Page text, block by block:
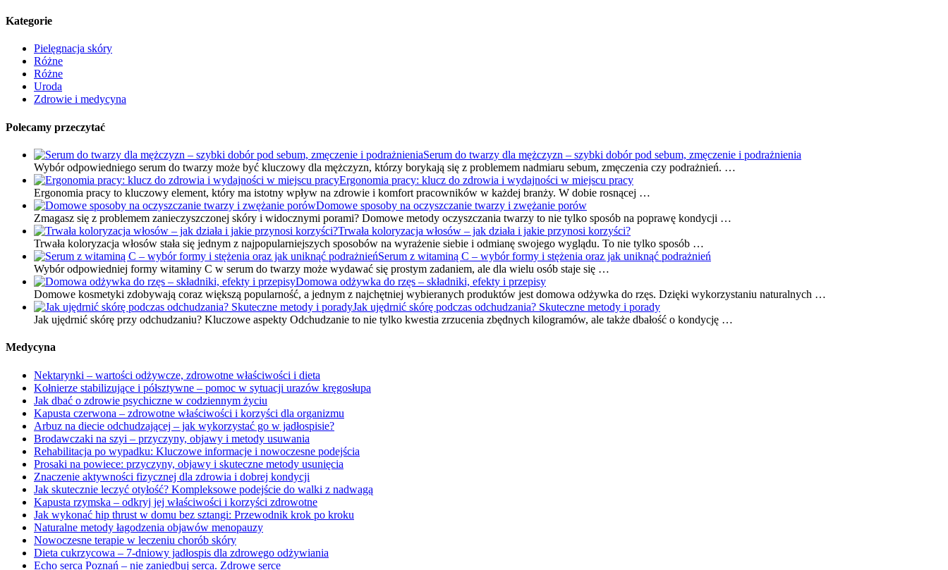
Kategorie
Pielęgnacja skóry
Różne
Różne
Uroda
Zdrowie i medycyna
Polecamy przeczytać
Serum do twarzy dla mężczyzn – szybki dobór pod sebum, zmęczenie i podrażnienia
Wybór odpowiedniego serum do twarzy może być kluczowy dla mężczyzn, którzy borykają się z problemem nadmiaru sebum, zmęczenia czy podrażnień. …
Ergonomia pracy: klucz do zdrowia i wydajności w miejscu pracy
Ergonomia pracy to kluczowy element, który ma istotny wpływ na zdrowie i komfort pracowników w każdej branży. W dobie rosnącej …
Domowe sposoby na oczyszczanie twarzy i zwężanie porów
Zmagasz się z problemem zanieczyszczonej skóry i widocznymi porami? Domowe metody oczyszczania twarzy to nie tylko sposób na poprawę kondycji …
Trwała koloryzacja włosów – jak działa i jakie przynosi korzyści?
Trwała koloryzacja włosów stała się jednym z najpopularniejszych sposobów na wyrażenie siebie i odmianę swojego wyglądu. To nie tylko sposób …
Serum z witaminą C – wybór formy i stężenia oraz jak uniknąć podrażnień
Wybór odpowiedniej formy witaminy C w serum do twarzy może wydawać się prostym zadaniem, ale dla wielu osób staje się …
Domowa odżywka do rzęs – składniki, efekty i przepisy
Domowe kosmetyki zdobywają coraz większą popularność, a jednym z najchętniej wybieranych produktów jest domowa odżywka do rzęs. Dzięki wykorzystaniu naturalnych …
Jak ujędrnić skórę podczas odchudzania? Skuteczne metody i porady
Jak ujędrnić skórę przy odchudzaniu? Kluczowe aspekty Odchudzanie to nie tylko kwestia zrzucenia zbędnych kilogramów, ale także dbałość o kondycję …
Medycyna
Nektarynki – wartości odżywcze, zdrowotne właściwości i dieta
Kołnierze stabilizujące i półsztywne – pomoc w sytuacji urazów kręgosłupa
Jak dbać o zdrowie psychiczne w codziennym życiu
Kapusta czerwona – zdrowotne właściwości i korzyści dla organizmu
Arbuz na diecie odchudzającej – jak wykorzystać go w jadłospisie?
Brodawczaki na szyi – przyczyny, objawy i metody usuwania
Rehabilitacja po wypadku: Kluczowe informacje i nowoczesne podejścia
Prosaki na powiece: przyczyny, objawy i skuteczne metody usunięcia
Znaczenie aktywności fizycznej dla zdrowia i dobrej kondycji
Jak skutecznie leczyć otyłość? Kompleksowe podejście do walki z nadwagą
Kapusta rzymska – odkryj jej właściwości i korzyści zdrowotne
Jak wykonać hip thrust w domu bez sztangi: Przewodnik krok po kroku
Naturalne metody łagodzenia objawów menopauzy
Nowoczesne terapie w leczeniu chorób skóry
Dieta cukrzycowa – 7-dniowy jadłospis dla zdrowego odżywiania
Echo serca Poznań – nie zaniedbuj serca. Zdrowe serce